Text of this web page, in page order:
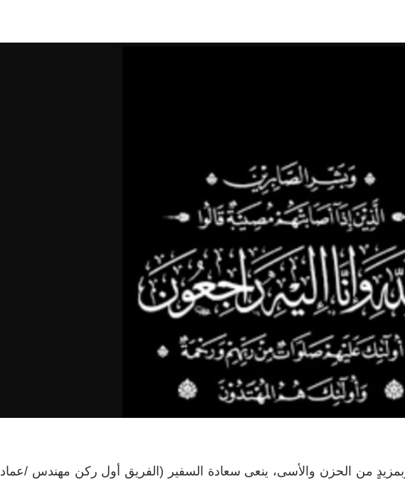
من الحزن والأسى، ينعى سعادة السفير (الفريق أول ركن مهندس /عماد